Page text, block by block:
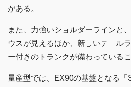
がある。
また、力強いショルダーラインと
ウスが見えるほか、新しいテール
ー付きのトランクが備わっているこ
量産型では、EX90の基盤となる「